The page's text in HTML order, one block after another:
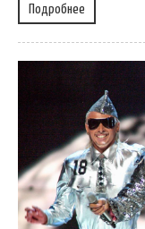
Подробнее